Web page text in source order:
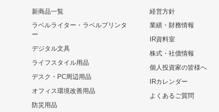
新商品一覧
ラベルライター・ラベルプリンタ
ー
デジタル文具
ライフスタイル用品
デスク・PC周辺用品
オフィス環境改善用品
防災用品
経営方針
業績・財務情報
IR資料室
株式・社債情報
個人投資家の皆様へ
IRカレンダー
よくあるご質問